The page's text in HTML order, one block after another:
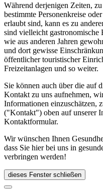
Während derjenigen Zeiten,
bestimmte Personenkreise
erlaubt sind, kann es zu
sind vielleicht
wie aus anderen Jahren
und dort gewisse
öffentlicher touristischer
Freizeitanlagen und so weiter.
Sie können auch über die auf
Kontakt zu uns aufnehmen,
Informationen einzuschätzen,
("Kontakt") oben auf unserer
Kontaktformular.
Wir wünschen Ihnen
dass Sie hier bei uns in
verbringen werden!
dieses Fenster schließen